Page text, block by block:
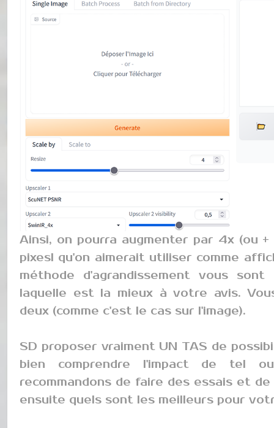
Ainsi, on pourra augmenter par 4x (ou +
pixesl qu'on aimerait utiliser comme
méthode d'agrandissement vous
laquelle est la mieux à votre avis.
deux (comme c'est le cas sur l'image).
SD proposer vraiment UN TAS de
bien comprendre l'impact de tel
recommandons de faire des essais et
ensuite quels sont les meilleurs pour